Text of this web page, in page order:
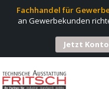
Fachhandel für
an Gewerbekunden
Jetzt